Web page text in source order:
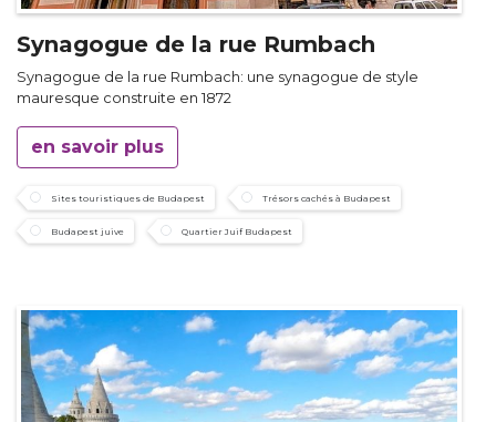
Synagogue de la rue Rumbach
Synagogue de la rue Rumbach: une synagogue de style
mauresque construite en 1872
en savoir plus
Sites touristiques de Budapest Trésors cachés à Budapest
Budapest juive Quartier Juif Budapest